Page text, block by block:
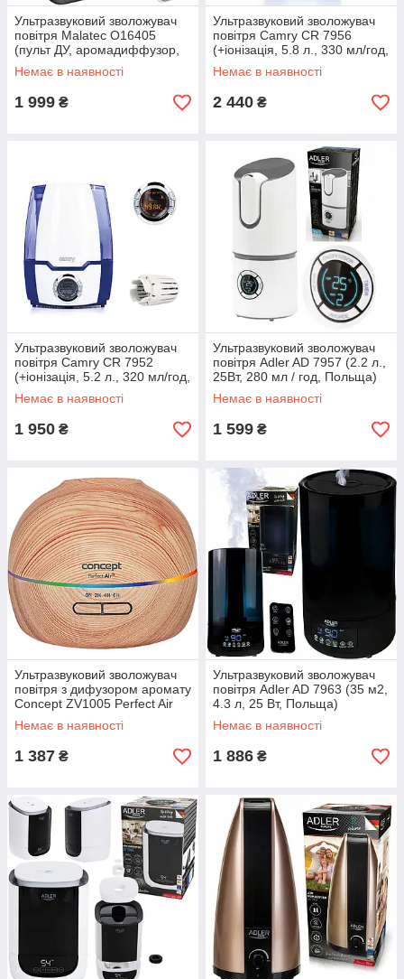
Ультразвуковий зволожувач
повітря Malatec O16405
(пульт ДУ, аромадиффузор,
іонізатор, 4.5 л, 40Вт,
Польща)
Немає в наявності
1 999 ₴
Ультразвуковий зволожувач
повітря Camry CR 7956
(+іонізація, 5.8 л., 330 мл/год,
Польща)
Немає в наявності
2 440 ₴
Ультразвуковий зволожувач
повітря Camry CR 7952
(+іонізація, 5.2 л., 320 мл/год,
Польща)
Немає в наявності
1 950 ₴
Ультразвуковий зволожувач
повітря Adler AD 7957 (2.2 л.,
25Вт, 280 мл / год, Польща)
Немає в наявності
1 599 ₴
Ультразвуковий зволожувач
повітря з дифузором аромату
Concept ZV1005 Perfect Air
(300 мл, 15-20 м2., Чехія)
Немає в наявності
1 387 ₴
Ультразвуковий зволожувач
повітря Adler AD 7963 (35 м2,
4.3 л, 25 Вт, Польща)
Немає в наявності
1 886 ₴